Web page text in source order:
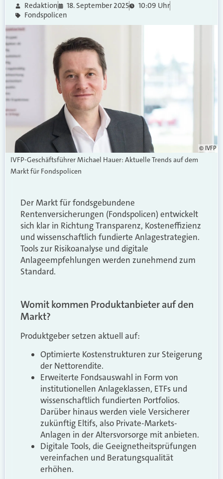
Redaktion 18. September 2025
10:09 Uhr
Fondspolicen
© IVFP
IVFP-Geschäftsführer Michael Hauer: Aktuelle Trends auf dem
Markt für Fondspolicen
Der Markt für fondsgebundene
Rentenversicherungen (Fondspolicen) entwickelt
sich klar in Richtung Transparenz, Kosteneffizienz
und wissenschaftlich fundierte Anlagestrategien.
Tools zur Risikoanalyse und digitale
Anlageempfehlungen werden zunehmend zum
Standard.
Womit kommen Produktanbieter auf den
Markt?
Produktgeber setzen aktuell auf:
Optimierte Kostenstrukturen zur Steigerung
der Nettorendite.
Erweiterte Fondsauswahl in Form von
institutionellen Anlageklassen, ETFs und
wissenschaftlich fundierten Portfolios.
Darüber hinaus werden viele Versicherer
zukünftig Eltifs, also Private-Markets-
Anlagen in der Altersvorsorge mit anbieten.
Digitale Tools, die Geeignetheitsprüfungen
vereinfachen und Beratungsqualität
erhöhen.